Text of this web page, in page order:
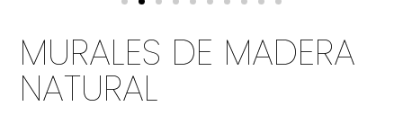
MURALES DE MADERA
NATURAL